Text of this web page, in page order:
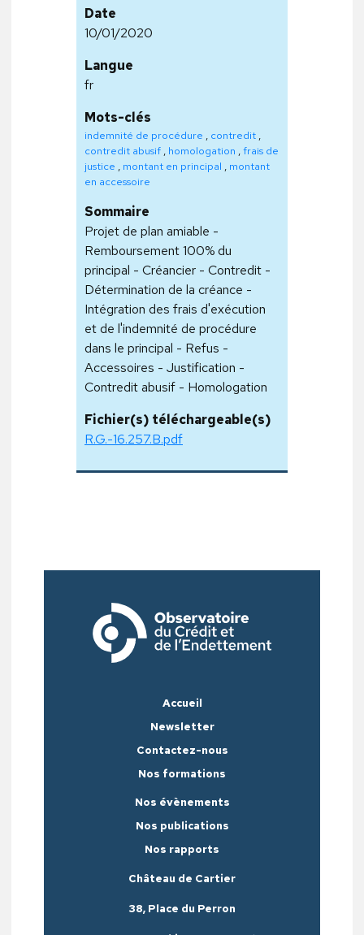
Date
10/01/2020
Langue
fr
Mots-clés
indemnité de procédure , contredit ,
contredit abusif , homologation ,frais de
justice , montant en principal , montant
en accessoire
Sommaire
Projet de plan amiable -
Remboursement 100% du
principal - Créancier - Contredit -
Détermination de la créance -
Intégration des frais d'exécution
et de l'indemnité de procédure
dans le principal - Refus -
Accessoires - Justification -
Contredit abusif - Homologation
Fichier(s) téléchargeable(s)
R.G.-16.257.B.pdf
Accueil
Newsletter
Contactez-nous
Nos formations
Nos évènements
Nos publications
Nos rapports
Château de Cartier
38, Place du Perron